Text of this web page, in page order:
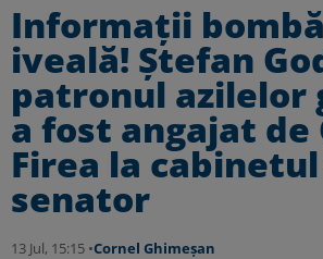
Informații
iveală! Ștefan
patronul azilelor
a fost angajat de
Firea la
senator
13 Jul, 15:15 •Cornel Ghimeșan